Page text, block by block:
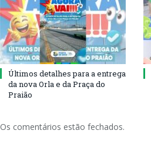
Últimos detalhes para a entrega
da nova Orla e da Praça do
Praião
Os comentários estão fechados.